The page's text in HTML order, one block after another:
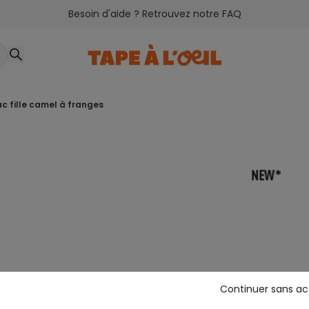
Besoin d'aide ? Retrouvez notre FAQ
fille camel à franges
Continuer sans